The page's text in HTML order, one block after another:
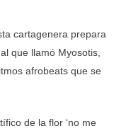
cartagenera prepara
que llamó Myosotis,
afrobeats que se
de la flor ‘no me